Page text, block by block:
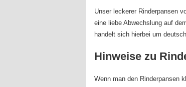
Unser leckerer Rinderpansen
eine liebe Abwechslung auf
handelt sich hierbei um
Hinweise zu
Wenn man den Rinderpansen